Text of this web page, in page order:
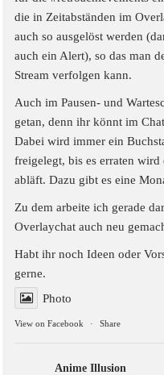
die in Zeitabständen im
auch so ausgelöst werden
auch ein Alert), so das man
Stream verfolgen kann.
Auch im Pausen- und
getan, denn ihr könnt im
Dabei wird immer ein
freigelegt, bis es erraten wird
abläft. Dazu gibt es eine
Zu dem arbeite ich gerade
Overlaychat auch neu
Habt ihr noch Ideen oder
gerne.
Photo
View on Facebook · Share
Anime Illusion